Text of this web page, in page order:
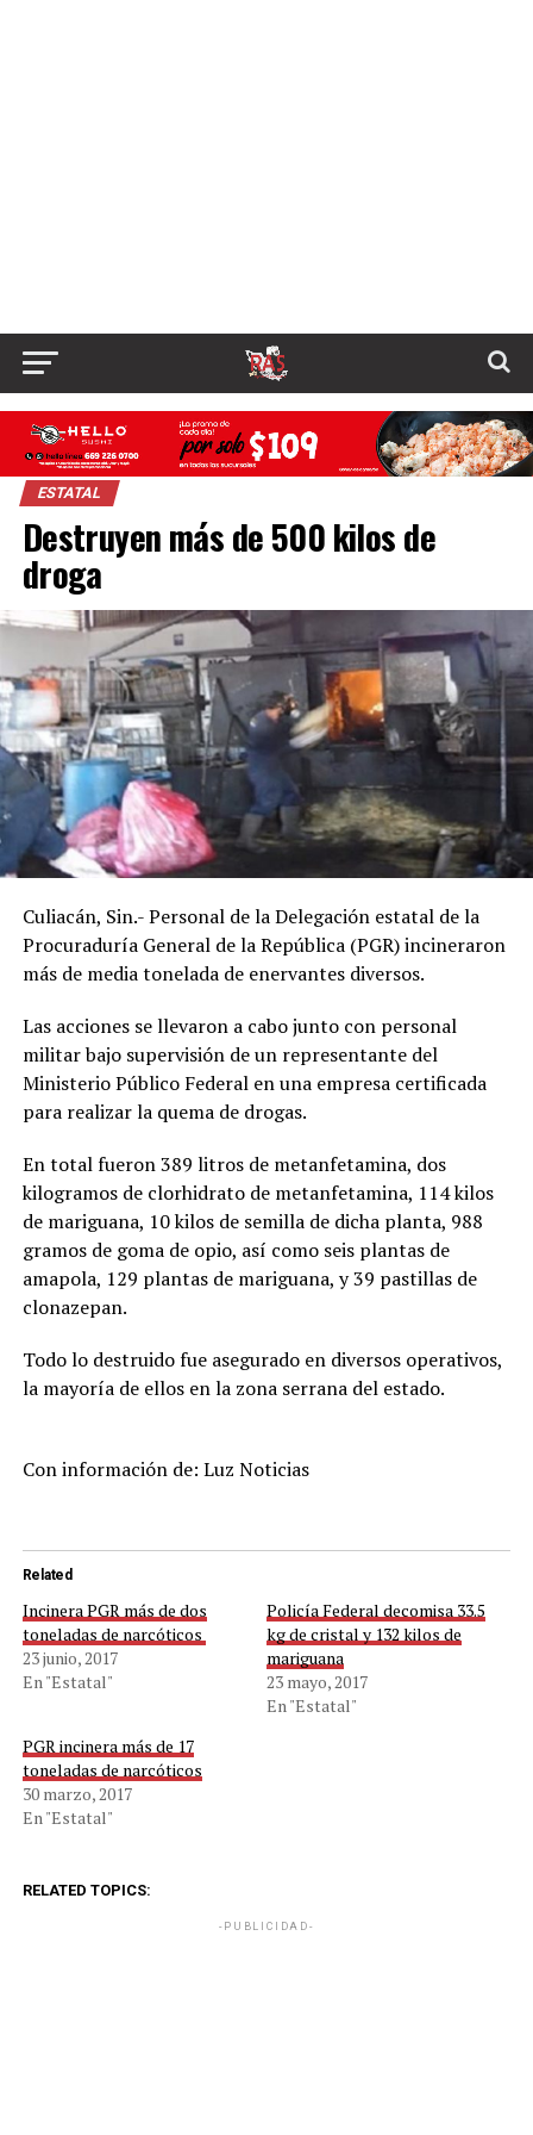
ESTATAL
Destruyen más de 500 kilos de
droga
Culiacán, Sin.- Personal de la Delegación estatal de la
Procuraduría General de la República (PGR) incineraron
más de media tonelada de enervantes diversos.
Las acciones se llevaron a cabo junto con personal
militar bajo supervisión de un representante del
Ministerio Público Federal en una empresa certificada
para realizar la quema de drogas.
En total fueron 389 litros de metanfetamina, dos
kilogramos de clorhidrato de metanfetamina, 114 kilos
de mariguana, 10 kilos de semilla de dicha planta, 988
gramos de goma de opio, así como seis plantas de
amapola, 129 plantas de mariguana, y 39 pastillas de
clonazepan.
Todo lo destruido fue asegurado en diversos operativos,
la mayoría de ellos en la zona serrana del estado.
Con información de: Luz Noticias
Related
Incinera PGR más de dos
toneladas de narcóticos
23 junio, 2017
En "Estatal"
Policía Federal decomisa 33.5
kg de cristal y 132 kilos de
mariguana
23 mayo, 2017
En "Estatal"
PGR incinera más de 17
toneladas de narcóticos
30 marzo, 2017
En "Estatal"
RELATED TOPICS:
-PUBLICIDAD-